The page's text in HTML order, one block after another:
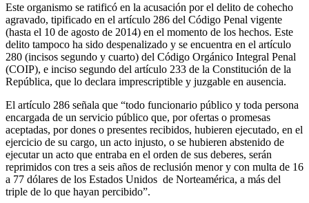
Este organismo se ratificó en la acusación por el delito de cohecho
agravado, tipificado en el artículo 286 del Código Penal vigente
(hasta el 10 de agosto de 2014) en el momento de los hechos. Este
delito tampoco ha sido despenalizado y se encuentra en el artículo
280 (incisos segundo y cuarto) del Código Orgánico Integral Penal
(COIP), e inciso segundo del artículo 233 de la Constitución de la
República, que lo declara imprescriptible y juzgable en ausencia.
El artículo 286 señala que “todo funcionario público y toda persona
encargada de un servicio público que, por ofertas o promesas
aceptadas, por dones o presentes recibidos, hubieren ejecutado, en el
ejercicio de su cargo, un acto injusto, o se hubieren abstenido de
ejecutar un acto que entraba en el orden de sus deberes, serán
reprimidos con tres a seis años de reclusión menor y con multa de 16
a 77 dólares de los Estados Unidos de Norteamérica, a más del
triple de lo que hayan percibido”.